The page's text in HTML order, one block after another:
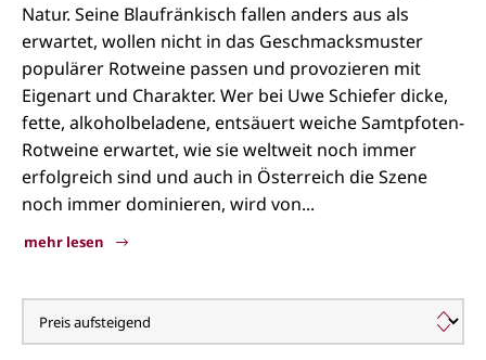
Natur. Seine Blaufränkisch fallen anders aus als
erwartet, wollen nicht in das Geschmacksmuster
populärer Rotweine passen und provozieren mit
Eigenart und Charakter. Wer bei Uwe Schiefer dicke,
fette, alkoholbeladene, entsäuert weiche Samtpfoten-
Rotweine erwartet, wie sie weltweit noch immer
erfolgreich sind und auch in Österreich die Szene
noch immer dominieren, wird von...
mehr lesen
Schiefer, Uwe